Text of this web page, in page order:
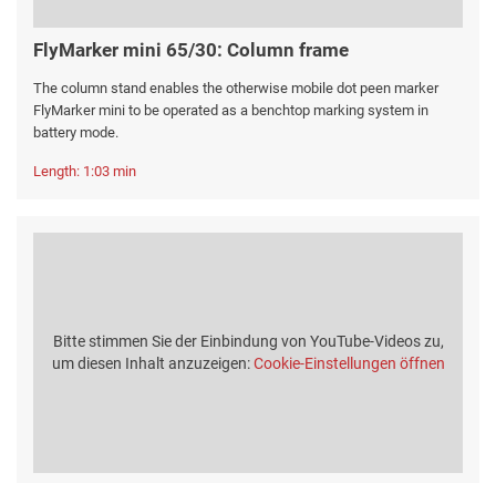
FlyMarker mini 65/30: Column frame
The column stand enables the otherwise mobile dot peen marker
FlyMarker mini to be operated as a benchtop marking system in
battery mode.
Length: 1:03 min
Bitte stimmen Sie der Einbindung von YouTube-Videos zu,
um diesen Inhalt anzuzeigen:Cookie-Einstellungen öffnen